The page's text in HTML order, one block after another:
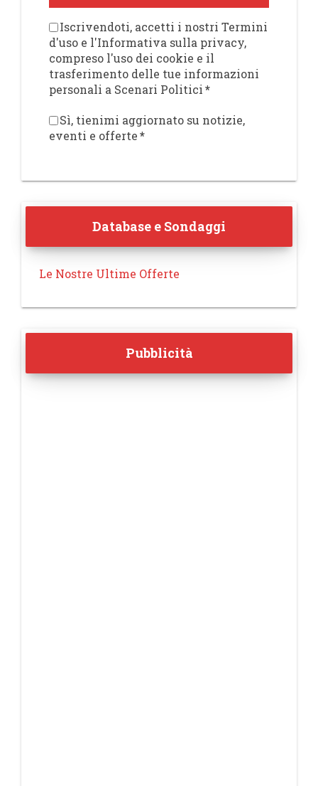
Iscrivendoti, accetti i nostri Termini
d'uso e l'Informativa sulla privacy,
compreso l'uso dei cookie e il
trasferimento delle tue informazioni
personali a Scenari Politici*
Sì, tienimi aggiornato su notizie,
eventi e offerte*
Database e Sondaggi
Le Nostre Ultime Offerte
Pubblicità